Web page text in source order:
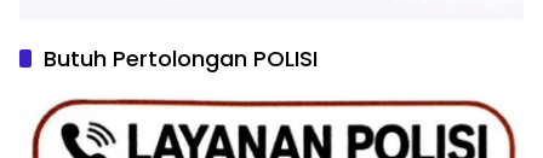
Butuh Pertolongan POLISI